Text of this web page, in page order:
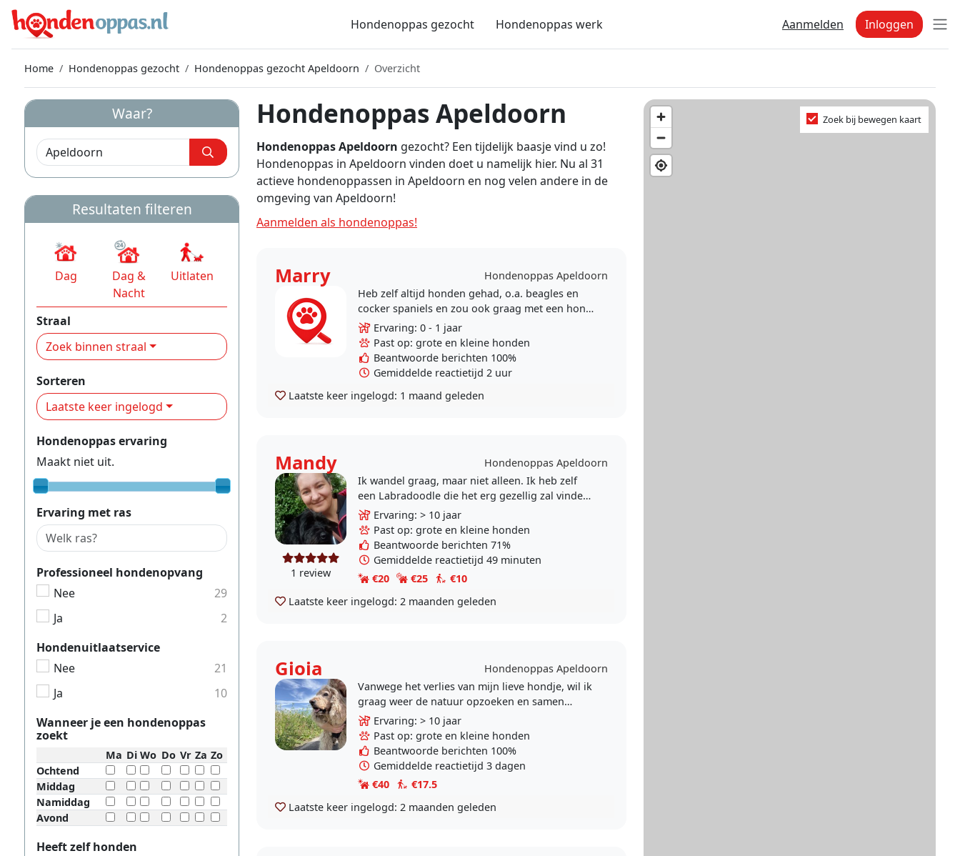
Hondenoppas gezocht Hondenoppas werk Aanmelden Inloggen
Home Hondenoppas gezocht Hondenoppas gezocht Apeldoorn Overzicht
Hondenoppas Apeldoorn
Hondenoppas Apeldoorn gezocht? Een tijdelijk baasje vind u zo!
Hondenoppas in Apeldoorn vinden doet u namelijk hier. Nu al 31
actieve hondenoppassen in Apeldoorn en nog velen andere in de
omgeving van Apeldoorn!
Aanmelden als hondenoppas!
Marry
Hondenoppas Apeldoorn
Heb zelf altijd honden gehad, o.a. beagles en
cocker spaniels en zou ook graag met een hond
van die afmeting willen wandelen. Woon
dichtbij..
Ervaring: 0 - 1 jaar
Past op: grote en kleine honden
Beantwoorde berichten 100%
Gemiddelde reactietijd 2 uur
Laatste keer ingelogd: 1 maand geleden
Mandy Hondenoppas Apeldoorn
1 review
Ik wandel graag, maar niet alleen. Ik heb zelf
een Labradoodle die het erg gezellig zal vinden
om samen te spelen tijdens het wandelen. We
zoeken..
Ervaring: > 10 jaar
Past op: grote en kleine honden
Beantwoorde berichten 71%
Gemiddelde reactietijd 49 minuten
€20
€25
€10
Laatste keer ingelogd: 2 maanden geleden
Gioia
Hondenoppas Apeldoorn
Vanwege het verlies van mijn lieve hondje, wil ik
graag weer de natuur opzoeken en samen
spelen met hondjes. Dit om de hond en mezelf
blij te maken...
Ervaring: > 10 jaar
Past op: grote en kleine honden
Beantwoorde berichten 100%
Gemiddelde reactietijd 3 dagen
€40
€17.5
Laatste keer ingelogd: 2 maanden geleden
Zoek bij bewegen kaart
Waar?
Resultaten filteren
Dag
Dag &
Nacht
Uitlaten
Straal
Zoek binnen straal
Sorteren
Laatste keer ingelogd
Hondenoppas ervaring
Maakt niet uit.
Ervaring met ras
Professioneel hondenopvang
Nee
29
Ja
2
Hondenuitlaatservice
Nee
21
Ja
10
Wanneer je een hondenoppas
zoekt
Ma Di Wo Do Vr Za Zo
Ochtend
Middag
Namiddag
Avond
Heeft zelf honden